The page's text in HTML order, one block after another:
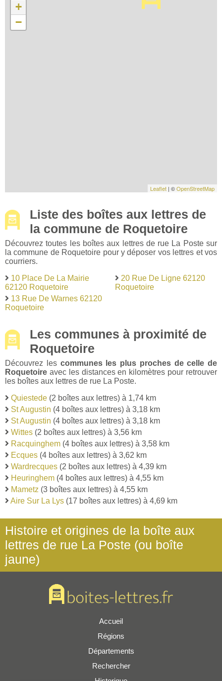
+
−
Leaflet | ©OpenStreetMap
Liste des boîtes aux lettres de
la commune de Roquetoire
Découvrez toutes les boîtes aux lettres de rue La Poste sur
la commune de Roquetoire pour y déposer vos lettres et vos
courriers.
10 Place De La Mairie
62120 Roquetoire
13 Rue De Warnes 62120
Roquetoire
20 Rue De Ligne 62120
Roquetoire
Les communes à proximité de
Roquetoire
Découvrez les communes les plus proches de celle de
Roquetoire avec les distances en kilomètres pour retrouver
les boîtes aux lettres de rue La Poste.
Quiestede (2 boîtes aux lettres) à 1,74 km
St Augustin (4 boîtes aux lettres) à 3,18 km
St Augustin (4 boîtes aux lettres) à 3,18 km
Wittes (2 boîtes aux lettres) à 3,56 km
Racquinghem (4 boîtes aux lettres) à 3,58 km
Ecques (4 boîtes aux lettres) à 3,62 km
Wardrecques (2 boîtes aux lettres) à 4,39 km
Heuringhem (4 boîtes aux lettres) à 4,55 km
Mametz (3 boîtes aux lettres) à 4,55 km
Aire Sur La Lys (17 boîtes aux lettres) à 4,69 km
Histoire et origines de la boîte aux
lettres de rue La Poste (ou boîte
jaune)
Accueil
Régions
Départements
Rechercher